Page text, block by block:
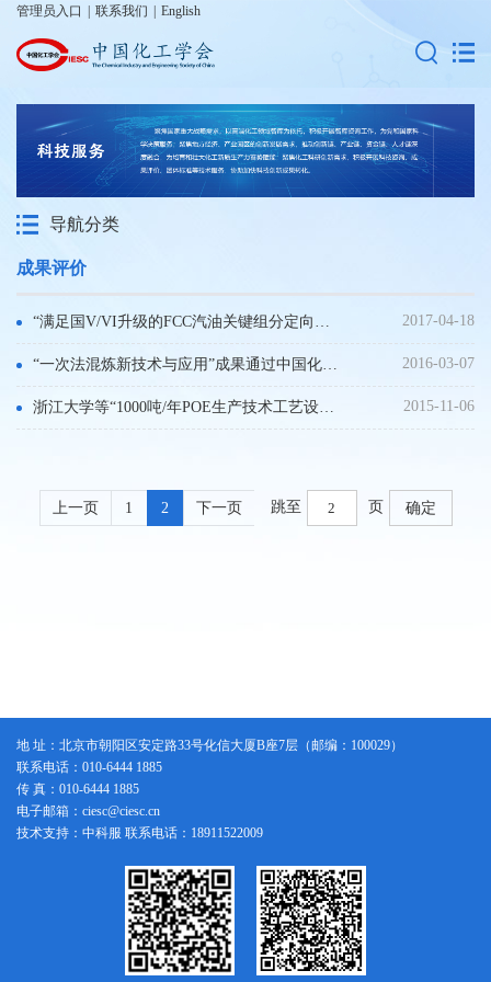
管理员入口 联系我们 English
导航分类
成果评价
“满足国V/VI升级的FCC汽油关键组分定向分离技术”鉴定会召开 2017-04-18
“一次法混炼新技术与应用”成果通过中国化工学会组织的技术鉴定 2016-03-07
浙江大学等“1000吨/年POE生产技术工艺设计包”通过中国化工学会组织的科技成果鉴定 2015-11-06
上一页 1 2 下一页 跳至 页 确定
地 址：北京市朝阳区安定路33号化信大厦B座7层（邮编：100029）
联系电话：010-6444 1885
传 真：010-6444 1885
电子邮箱：ciesc@ciesc.cn
技术支持：中科服 联系电话：18911522009